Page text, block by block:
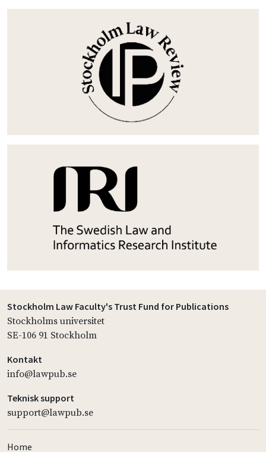
Stockholm Law Faculty's Trust Fund for Publications
Stockholms universitet
SE-106 91 Stockholm
Kontakt
info@lawpub.se
Teknisk support
support@lawpub.se
Home